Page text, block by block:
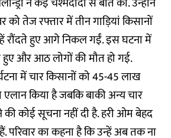
को तेज रफ्तार में तीन गाड़ियां किसानों
रौंदते हुए आगे निकल गईं. इस घटना में
और आठ लोगों की मौत हो गई.
में चार किसानों को 45-45 लाख
किया है जबकि बाकी अन्य चार
कोई सूचना नहीं दी है. हरी ओम बेहद
परिवार का कहना है कि उन्हें अब तक ना